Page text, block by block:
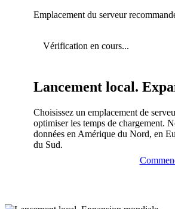
Emplacement du serveur
Vérification en cours...
Lancement local.
Choisissez un emplacement de
optimiser les temps de chargement.
données en Amérique du Nord, en
du Sud.